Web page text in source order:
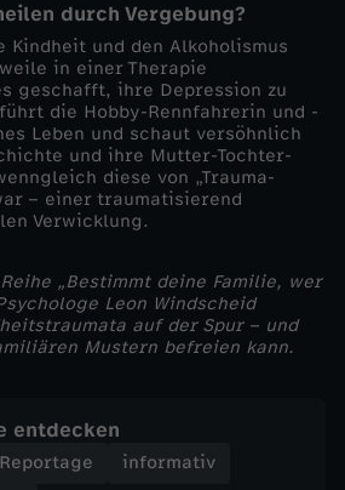
durch Vergebung?
Kindheit und den Alkoholismus
in einer Therapie
geschafft, ihre Depression zu
die Hobby-Rennfahrerin und -
Leben und schaut versöhnlich
und ihre Mutter-Tochter-
diese von „Trauma-
– einer traumatisierend
Verwicklung.
„Bestimmt deine Familie, wer
Leon Windscheid
auf der Spur – und
Mustern befreien kann.
entdecken
Reportage
informativ